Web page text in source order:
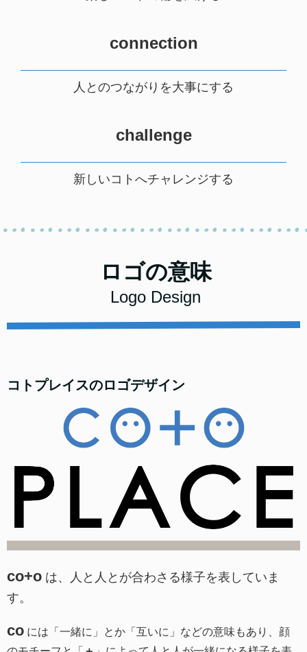
connection
人とのつながりを大事にする
challenge
新しいコトへチャレンジする
ロゴの意味
Logo Design
コトプレイスのロゴデザイン
co+o は、人と人とが合わさる様子を表していま
す。
co には「一緒に」とか「互いに」などの意味もあり、顔